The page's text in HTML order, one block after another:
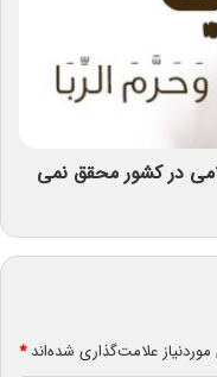
در کشور محقق نمی
علامت‌گذاری شده‌اند*